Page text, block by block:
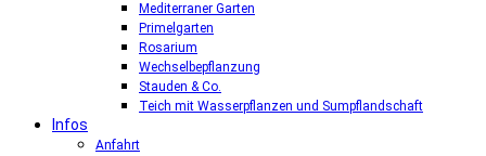
Mediterraner Garten
Primelgarten
Rosarium
Wechselbepflanzung
Stauden & Co.
Teich mit Wasserpflanzen und Sumpflandschaft
Infos
Anfahrt